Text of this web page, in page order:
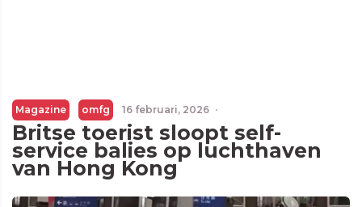
Magazine omfg 16 februari, 2026 ·
Britse toerist sloopt self-
service balies op luchthaven
van Hong Kong